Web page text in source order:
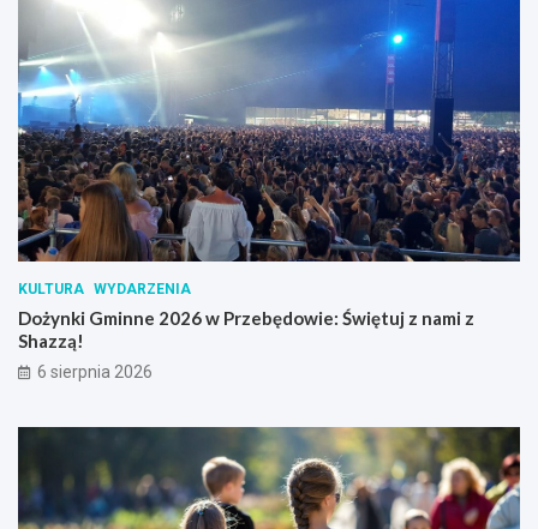
KULTURA WYDARZENIA
Dożynki Gminne 2026 w Przebędowie: Świętuj z nami z
Shazzą!
6 sierpnia 2026